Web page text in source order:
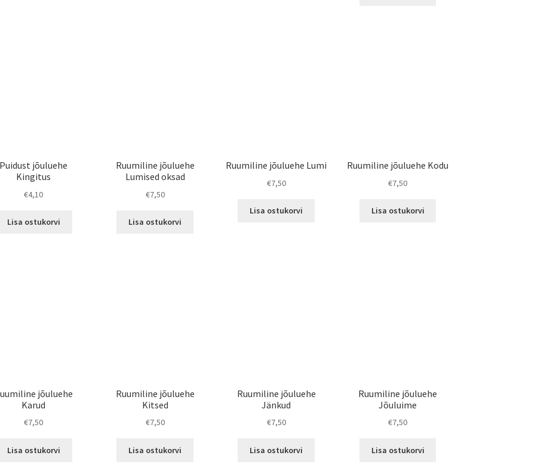
Puidust jõuluehe
Kingitus
€4,10
Lisa ostukorvi
Ruumiline jõuluehe
Lumised oksad
€7,50
Lisa ostukorvi
Ruumiline jõuluehe Lumi
€7,50
Lisa ostukorvi
Ruumiline jõuluehe Kodu
€7,50
Lisa ostukorvi
jõuluehe
Karud
€7,50
Lisa ostukorvi
Ruumiline jõuluehe
Kitsed
€7,50
Lisa ostukorvi
Ruumiline jõuluehe
Jänkud
€7,50
Lisa ostukorvi
Ruumiline jõuluehe
Jõuluime
€7,50
Lisa ostukorvi